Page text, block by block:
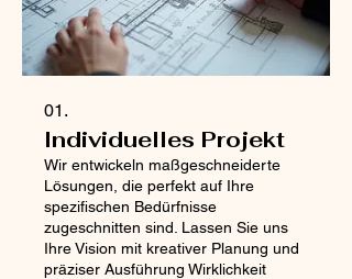
01.
Individuelles Projekt
Wir entwickeln maßgeschneiderte
Lösungen, die perfekt auf Ihre
spezifischen Bedürfnisse
zugeschnitten sind. Lassen Sie uns
Ihre Vision mit kreativer Planung und
präziser Ausführung Wirklichkeit